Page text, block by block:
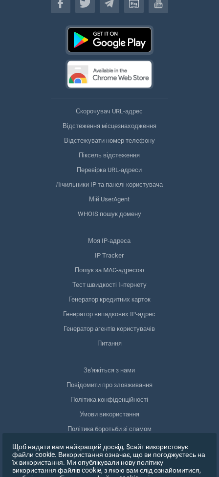
Скорочувач URL-адрес
Відстеження місцезнаходження
Відстежувати номер телефону
Піксель відстеження
Перевірка URL-адреси
Лічильники IP та панелі користувача
Мій UserAgent
WHOIS пошук домену
Моя IP-адреса
IP Tracker
Пошук за MAC-адресою
Тест швидкості Інтернету
Генератор кредитних карток
Генератор випадкових IP-адрес
Генератор агентів користувачів
Питання
Зв'яжіться з нами
Повідомити про зловживання
Політика конфіденційності
Умови використання
Політика боротьби зі спамом
Відповідність GDPR
Видалити мої дані
Відкликати згоду
Щоб надати вам найкращий досвід, $сайт використовує
файли cookie. Використання означає, що ви погоджуєтесь на
їх використання. Ми опублікували нову політику
використання файлів cookie, з якою вам слід ознайомитися,